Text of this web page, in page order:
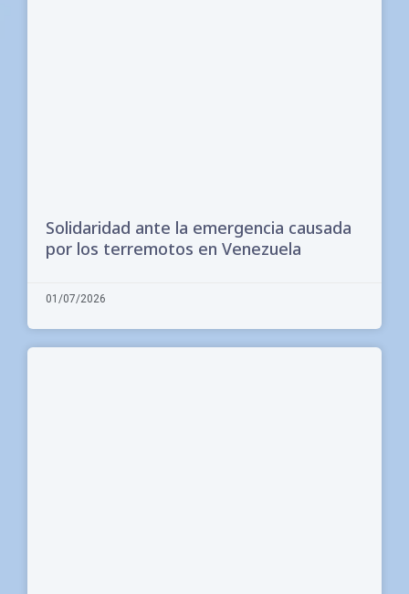
Solidaridad ante la emergencia causada
por los terremotos en Venezuela
01/07/2026